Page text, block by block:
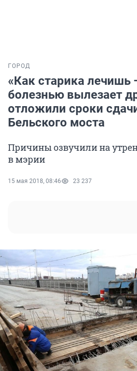
ГОРОД
«Как старика лечишь
болезнью вылезает
отложили сроки
Бельского моста
Причины озвучили на
в мэрии
15 мая 2018, 08:46 23 237